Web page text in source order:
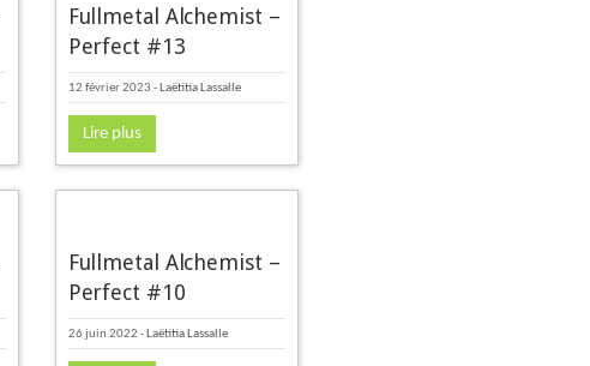
Fullmetal Alchemist –
Perfect #13
12 février 2023 - Laëtitia Lassalle
Lire plus
Fullmetal Alchemist –
Perfect #10
26 juin 2022 - Laëtitia Lassalle